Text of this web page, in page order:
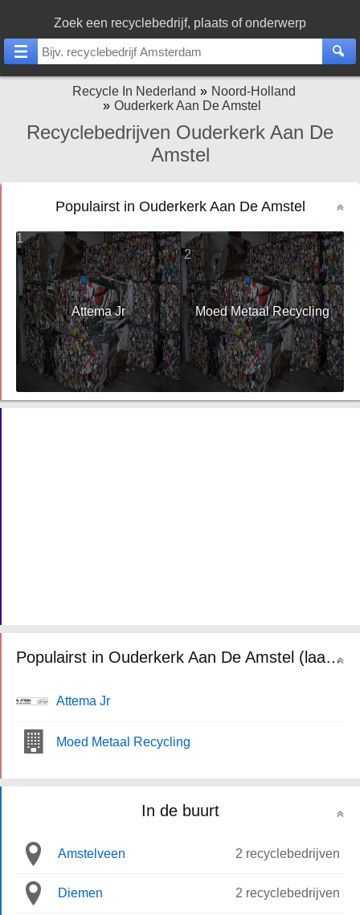
Zoek een recyclebedrijf, plaats of onderwerp
Recycle In Nederland
Noord-Holland
Ouderkerk Aan De Amstel
Recyclebedrijven Ouderkerk Aan De
Amstel
Populairst in Ouderkerk Aan De Amstel
1
Attema Jr
2
Moed Metaal Recycling
Populairst in Ouderkerk Aan De Amstel (laatste 30 dagen)
Attema Jr
Moed Metaal Recycling
In de buurt
Amstelveen 2 recyclebedrijven
Diemen 2 recyclebedrijven